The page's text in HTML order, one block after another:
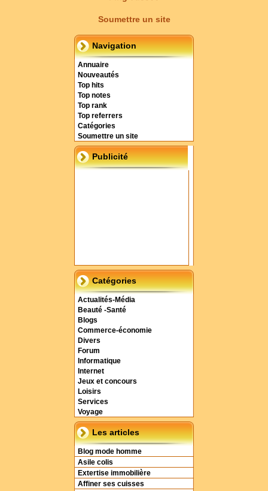
Soumettre un site
Navigation
Annuaire
Nouveautés
Top hits
Top notes
Top rank
Top referrers
Catégories
Soumettre un site
Publicité
Catégories
Actualités-Média
Beauté -Santé
Blogs
Commerce-économie
Divers
Forum
Informatique
Internet
Jeux et concours
Loisirs
Services
Voyage
Les articles
Blog mode homme
Asile colis
Extertise immobilière
Affiner ses cuisses